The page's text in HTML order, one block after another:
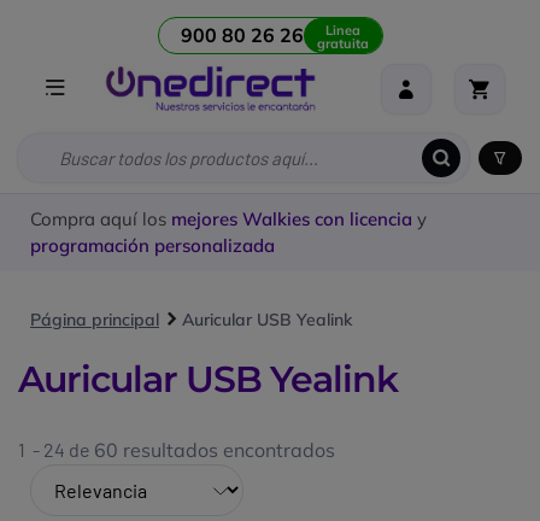
900 80 26 26 Linea
gratuita
Compra aquí los mejores Walkies con licencia y
programación personalizada
Página principal Auricular USB Yealink
Auricular USB Yealink
1 - 24 de 60 resultados encontrados